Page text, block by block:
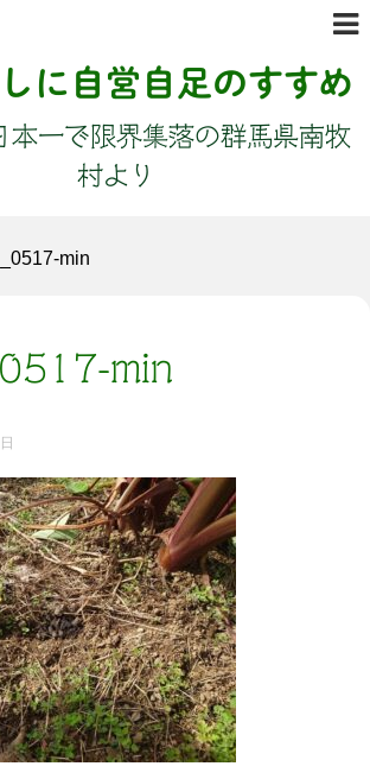
に自営自足のすすめ
本一で限界集落の群馬県南牧
村より
min
min